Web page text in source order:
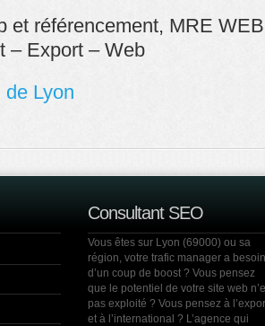
et référencement, MRE
– Export – Web
de Lyon
Consultant SEO
Vous êtes sur Lyon (69000) ou sa
région, votre trafic manager a besoin
d’un coup de boost ? Vous pensez
que le potentiel de votre site web
pas exploité ? Vous pensez à
et à l’international ? L’agence qui